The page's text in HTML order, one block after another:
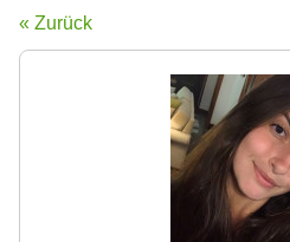
« Zurück